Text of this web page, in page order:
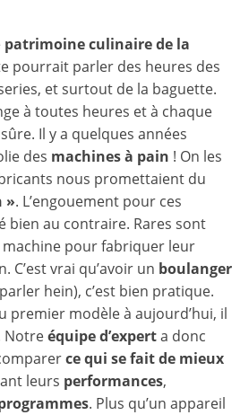
patrimoine culinaire de la
pourrait parler des heures des
et surtout de la baguette.
à toutes heures et à chaque
Il y a quelques années
des machines à pain ! On les
nous promettaient du
». L’engouement pour ces
bien au contraire. Rares sont
machine pour fabriquer leur
C’est vrai qu’avoir un boulanger
hein), c’est bien pratique.
premier modèle à aujourd’hui, il
Notreéquipe d’experta donc
ce qui se fait de mieux
leurs performances,
. Plus qu’un appareil